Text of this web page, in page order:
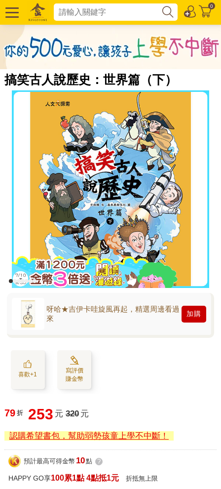
0
搞笑古人說歷史：世界篇（下）
呀哈★吉伊卡哇旋風再起，精選周邊看過
來
加購
喜歡+1
寫評價
賺金幣
79 折 253 元 320 元
認購希望書包，幫助弱勢孩童上學不中斷！
預計最高可得金幣 10點 ?
HAPPY GO享100累1點 4點抵1元 折抵無上限